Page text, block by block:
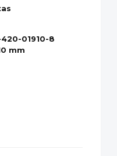
01910-8
mm